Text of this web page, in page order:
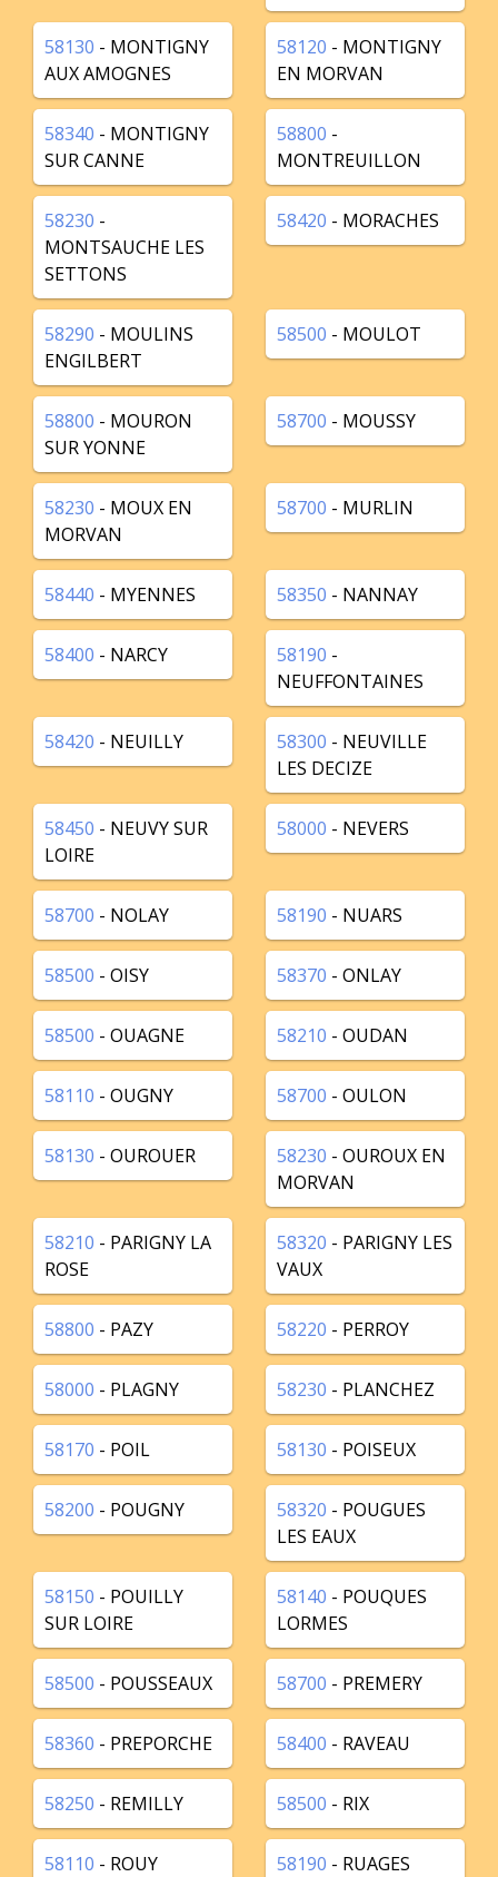
58130 - MONTIGNY
AUX AMOGNES
58120 - MONTIGNY
EN MORVAN
58340 - MONTIGNY
SUR CANNE
58800 -
MONTREUILLON
58230 -
MONTSAUCHE LES
SETTONS
58420 - MORACHES
58290 - MOULINS
ENGILBERT
58500 - MOULOT
58800 - MOURON
SUR YONNE
58700 - MOUSSY
58230 - MOUX EN
MORVAN
58700 - MURLIN
58440 - MYENNES 58350 - NANNAY
58400 - NARCY 58190 -
NEUFFONTAINES
58420 - NEUILLY 58300 - NEUVILLE
LES DECIZE
58450 - NEUVY SUR
LOIRE
58000 - NEVERS
58700 - NOLAY 58190 - NUARS
58500 - OISY 58370 - ONLAY
58500 - OUAGNE 58210 - OUDAN
58110 - OUGNY 58700 - OULON
58130 - OUROUER 58230 - OUROUX EN
MORVAN
58210 - PARIGNY LA
ROSE
58320 - PARIGNY LES
VAUX
58800 - PAZY 58220 - PERROY
58000 - PLAGNY 58230 - PLANCHEZ
58170 - POIL 58130 - POISEUX
58200 - POUGNY 58320 - POUGUES
LES EAUX
58150 - POUILLY
SUR LOIRE
58140 - POUQUES
LORMES
58500 - POUSSEAUX 58700 - PREMERY
58360 - PREPORCHE 58400 - RAVEAU
58250 - REMILLY 58500 - RIX
58110 - ROUY 58190 - RUAGES